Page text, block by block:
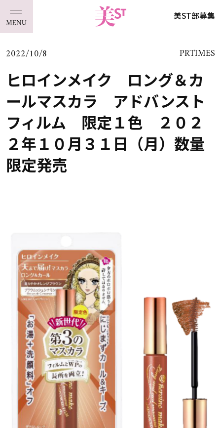
美ST部募集
2022/10/8 PRTIMES
ヒロインメイク ロング＆カ
ールマスカラ アドバンスト
フィルム 限定１色 ２０２
２年１０月３１日（月）数量
限定発売